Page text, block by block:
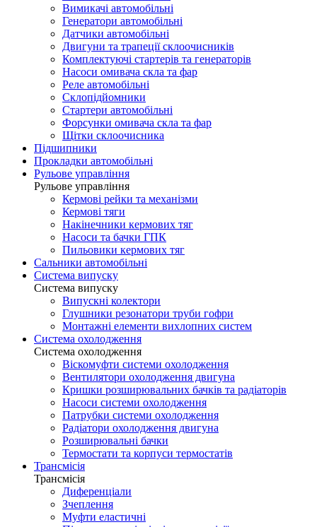
Вимикачі автомобільні
Генератори автомобільні
Датчики автомобільні
Двигуни та трапеції склоочисників
Комплектуючі стартерів та генераторів
Насоси омивача скла та фар
Реле автомобільні
Склопідйомники
Стартери автомобільні
Форсунки омивача скла та фар
Щітки склоочисника
Підшипники
Прокладки автомобільні
Рульове управління
Рульове управління
Кермові рейки та механізми
Кермові тяги
Накінечники кермових тяг
Насоси та бачки ГПК
Пильовики кермових тяг
Сальники автомобільні
Система випуску
Система випуску
Випускні колектори
Глушники резонатори труби гофри
Монтажні елементи вихлопних систем
Система охолодження
Система охолодження
Віскомуфти системи охолодження
Вентилятори охолодження двигуна
Кришки розширювальних бачків та радіаторів
Насоси системи охолодження
Патрубки системи охолодження
Радіатори охолодження двигуна
Розширювальні бачки
Термостати та корпуси термостатів
Трансмісія
Трансмісія
Диференціали
Зчеплення
Муфти еластичні